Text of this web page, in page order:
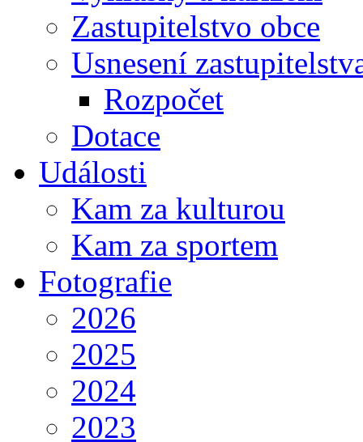
Zastupitelstvo obce
Usnesení
Rozpočet
Dotace
Události
Kam za kulturou
Kam za sportem
Fotografie
2026
2025
2024
2023